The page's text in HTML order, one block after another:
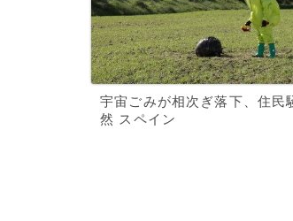
宇宙ごみが相次ぎ落下、住民
然 スペイン